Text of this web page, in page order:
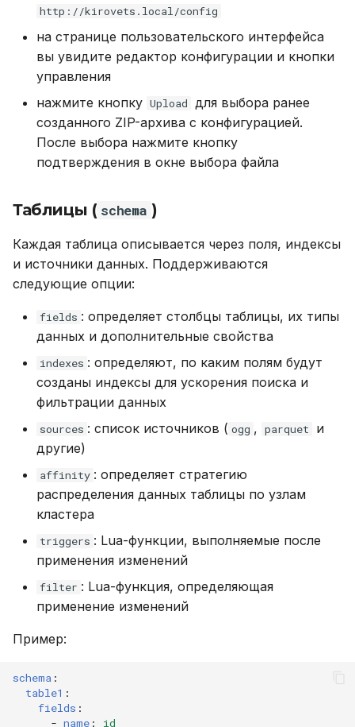
http://kirovets.local/config
на странице пользовательского интерфейса
вы увидите редактор конфигурации и кнопки
управления
нажмите кнопку Upload для выбора ранее
созданного ZIP-архива с конфигурацией.
После выбора нажмите кнопку
подтверждения в окне выбора файла
Таблицы ( schema )
Каждая таблица описывается через поля, индексы
и источники данных. Поддерживаются
следующие опции:
fields : определяет столбцы таблицы, их типы
данных и дополнительные свойства
indexes : определяют, по каким полям будут
созданы индексы для ускорения поиска и
фильтрации данных
sources : список источников ( ogg , parquet
и
другие)
affinity : определяет стратегию
распределения данных таблицы по узлам
кластера
triggers : Lua-функции, выполняемые после
применения изменений
filter : Lua-функция, определяющая
применение изменений
Пример:
schema :
table1 :
fields :
- name :
id